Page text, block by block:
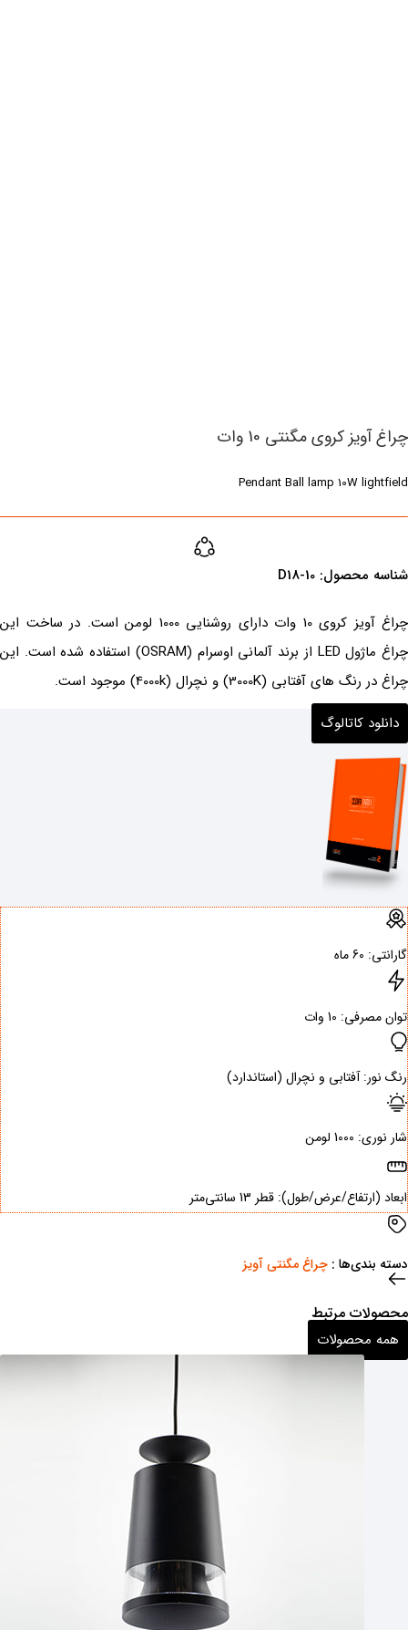
چراغ آویز کروی مگنتی 10 وات
Pendant Ball lamp 10W lightfield
شناسه محصول:‌ ‌D18-10
چراغ آویز کروی 10 وات دارای روشنایی 1000 لومن است. در ساخت این
چراغ ماژول LED از برند آلمانی اوسرام (OSRAM) استفاده شده است. این
چراغ در رنگ های آفتابی (3000K) و نچرال (4000k) موجود است.
دانلود کاتالوگ
گارانتی: ‌60 ماه
توان مصرفی: ‌10 وات
رنگ نور: ‌آفتابی و نچرال (استاندارد)
شار نوری: ‌1000 لومن
ابعاد (ارتفاع/عرض/طول): ‌قطر 13 سانتی‌متر
دسته بندی‌ها : ‌ چراغ مگنتی آویز
محصولات مرتبط
همه محصولات